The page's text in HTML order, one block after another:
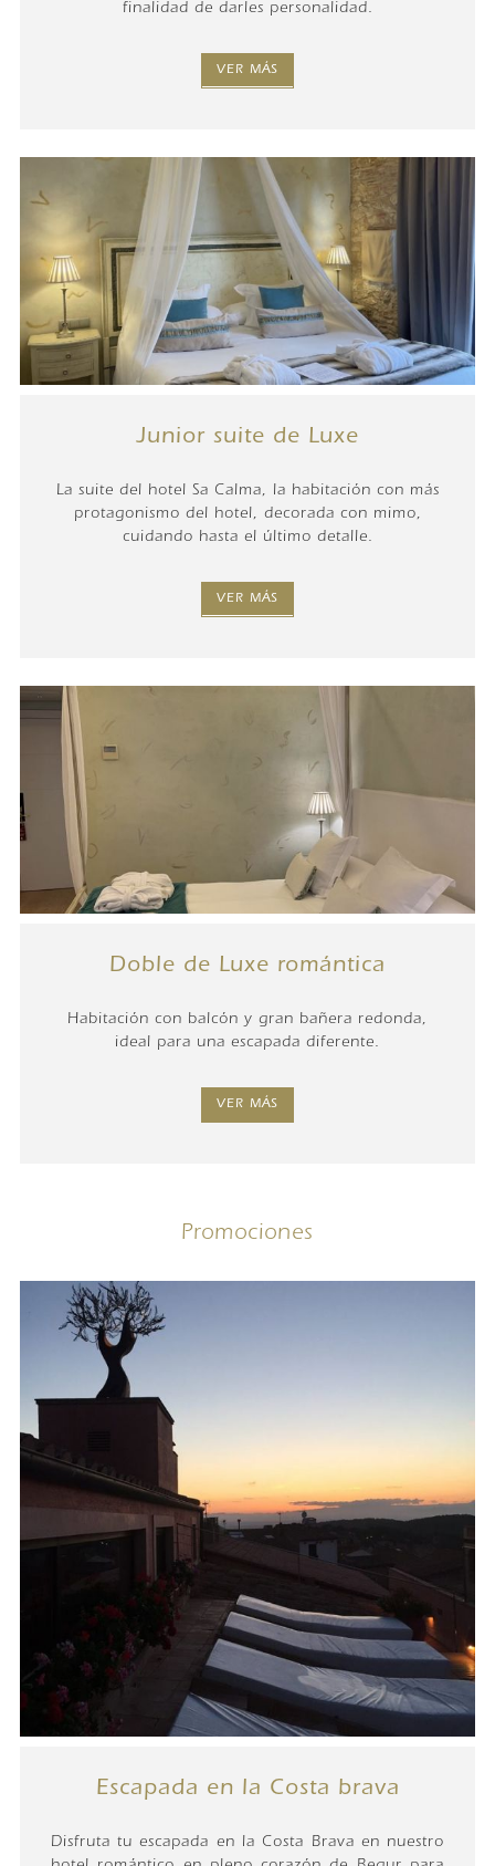
finalidad de darles personalidad.
VER MÁS
Junior suite de Luxe
La suite del hotel Sa Calma, la habitación con más
protagonismo del hotel, decorada con mimo,
cuidando hasta el último detalle.
VER MÁS
Doble de Luxe romántica
Habitación con balcón y gran bañera redonda,
ideal para una escapada diferente.
VER MÁS
Promociones
Escapada en la Costa brava
Disfruta tu escapada en la Costa Brava en nuestro